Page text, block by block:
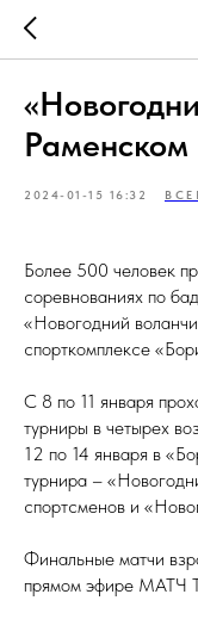
Раменском
2024-01-15 16:32
Более 500 человек
соревнованиях по
«Новогодний
спорткомплексе
С 8 по 11 января
турниры в четырех
12 по 14 января в
турнира –
спортсменов и
Финальные матчи
прямом эфире МАТЧ